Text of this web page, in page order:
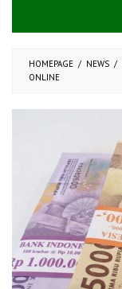
HOMEPAGE / NEWS /
ONLINE